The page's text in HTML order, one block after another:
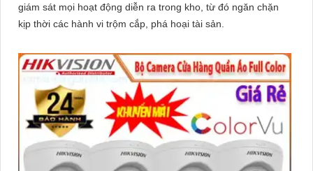
giám sát mọi hoạt động diễn ra trong kho, từ đó ngăn chặn
kịp thời các hành vi trộm cắp, phá hoại tài sản.